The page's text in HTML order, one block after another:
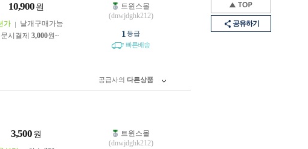
공유하기
10,900 원
가
낱개구매가능
시결제 3,000원~
트윈스몰
(dnwjdghk212)
1 등급
빠른배송
공급사의 다른상품
3,500 원
트윈스몰
(dnwjdghk212)